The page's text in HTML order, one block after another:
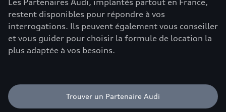
Les Partenaires Audi, implantés partout en France,
restent disponibles pour répondre à vos
interrogations. Ils peuvent également vous conseiller
et vous guider pour choisir la formule de location la
plus adaptée à vos besoins.
Trouver un Partenaire Audi